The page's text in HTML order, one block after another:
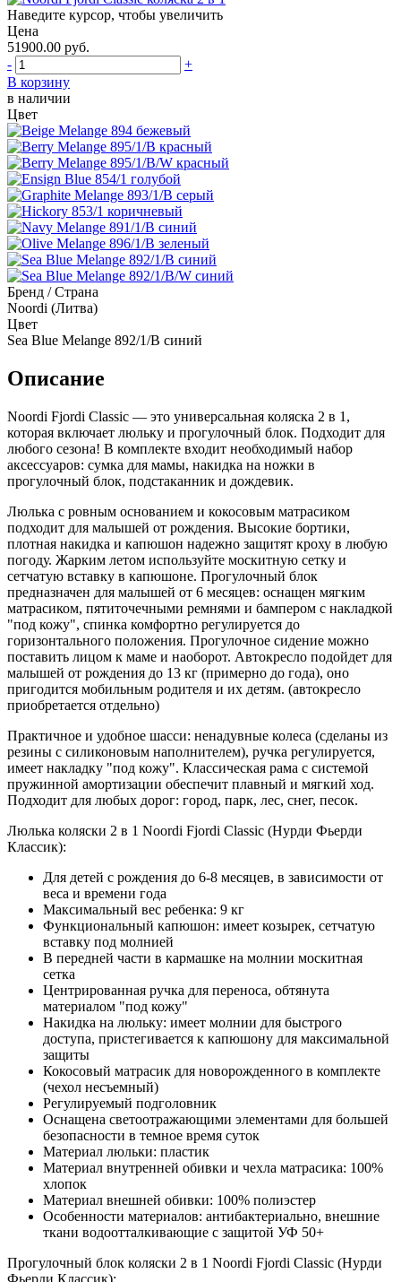
Наведите курсор, чтобы увеличить
Цена
51900.00 руб.
-
+
В корзину
в наличии
Цвет
Бренд / Страна
Noordi (Литва)
Цвет
Sea Blue Melange 892/1/B синий
Описание
Noordi Fjordi Classic — это универсальная коляска 2 в 1,
которая включает люльку и прогулочный блок. Подходит для
любого сезона! В комплекте входит необходимый набор
аксессуаров: сумка для мамы, накидка на ножки в
прогулочный блок, подстаканник и дождевик.
Люлька с ровным основанием и кокосовым матрасиком
подходит для малышей от рождения. Высокие бортики,
плотная накидка и капюшон надежно защитят кроху в любую
погоду. Жарким летом используйте москитную сетку и
сетчатую вставку в капюшоне. Прогулочный блок
предназначен для малышей от 6 месяцев: оснащен мягким
матрасиком, пятиточечными ремнями и бампером с накладкой
"под кожу", спинка комфортно регулируется до
горизонтального положения. Прогулочное сидение можно
поставить лицом к маме и наоборот. Автокресло подойдет для
малышей от рождения до 13 кг (примерно до года), оно
пригодится мобильным родителя и их детям. (автокресло
приобретается отдельно)
Практичное и удобное шасси: ненадувные колеса (сделаны из
резины с силиконовым наполнителем), ручка регулируется,
имеет накладку "под кожу". Классическая рама с системой
пружинной амортизации обеспечит плавный и мягкий ход.
Подходит для любых дорог: город, парк, лес, снег, песок.
Люлька коляски 2 в 1 Noordi Fjordi Classic (Нурди Фьерди
Классик):
Для детей с рождения до 6-8 месяцев, в зависимости от
веса и времени года
Максимальный вес ребенка: 9 кг
Функциональный капюшон: имеет козырек, сетчатую
вставку под молнией
В передней части в кармашке на молнии москитная
сетка
Центрированная ручка для переноса, обтянута
материалом "под кожу"
Накидка на люльку: имеет молнии для быстрого
доступа, пристегивается к капюшону для максимальной
защиты
Кокосовый матрасик для новорожденного в комплекте
(чехол несъемный)
Регулируемый подголовник
Оснащена светоотражающими элементами для большей
безопасности в темное время суток
Материал люльки: пластик
Материал внутренней обивки и чехла матрасика: 100%
хлопок
Материал внешней обивки: 100% полиэстер
Особенности материалов: антибактериально, внешние
ткани водоотталкивающие с защитой УФ 50+
Прогулочный блок коляски 2 в 1 Noordi Fjordi Classic (Нурди
Фьерди Классик):